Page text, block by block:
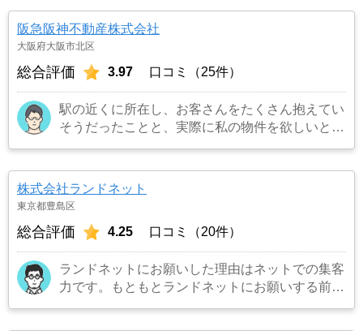
阪急阪神不動産株式会社
大阪府大阪市北区
総合評価 3.97 口コミ（25件）
駅の近くに所在し、お客さんをたくさん抱えてい
そうだったことと、実際に私の物件を欲しいとい
寧でお願いしてよかったです。
株式会社ランドネット
東京都豊島区
総合評価 4.25 口コミ（20件）
ランドネットにお願いした理由はネットでの集客
力です。もともとランドネットにお願いする前は